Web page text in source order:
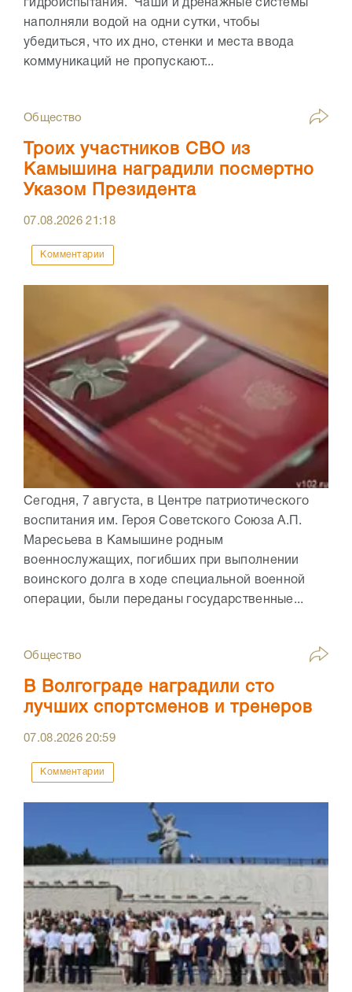
гидроиспытания. Чаши и дренажные системы
наполняли водой на одни сутки, чтобы
убедиться, что их дно, стенки и места ввода
коммуникаций не пропускают...
Общество
Троих участников СВО из
Камышина наградили посмертно
Указом Президента
07.08.202621:18
Комментарии
Сегодня, 7 августа, в Центре патриотического
воспитания им. Героя Советского Союза А.П.
Маресьева в Камышине родным
военнослужащих, погибших при выполнении
воинского долга в ходе специальной военной
операции, были переданы государственные...
Общество
В Волгограде наградили сто
лучших спортсменов и тренеров
07.08.202620:59
Комментарии